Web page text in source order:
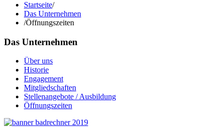
Startseite/
Das Unternehmen
/Öffnungszeiten
Das Unternehmen
Über uns
Historie
Engagement
Mitgliedschaften
Stellenangebote / Ausbildung
Öffnungszeiten